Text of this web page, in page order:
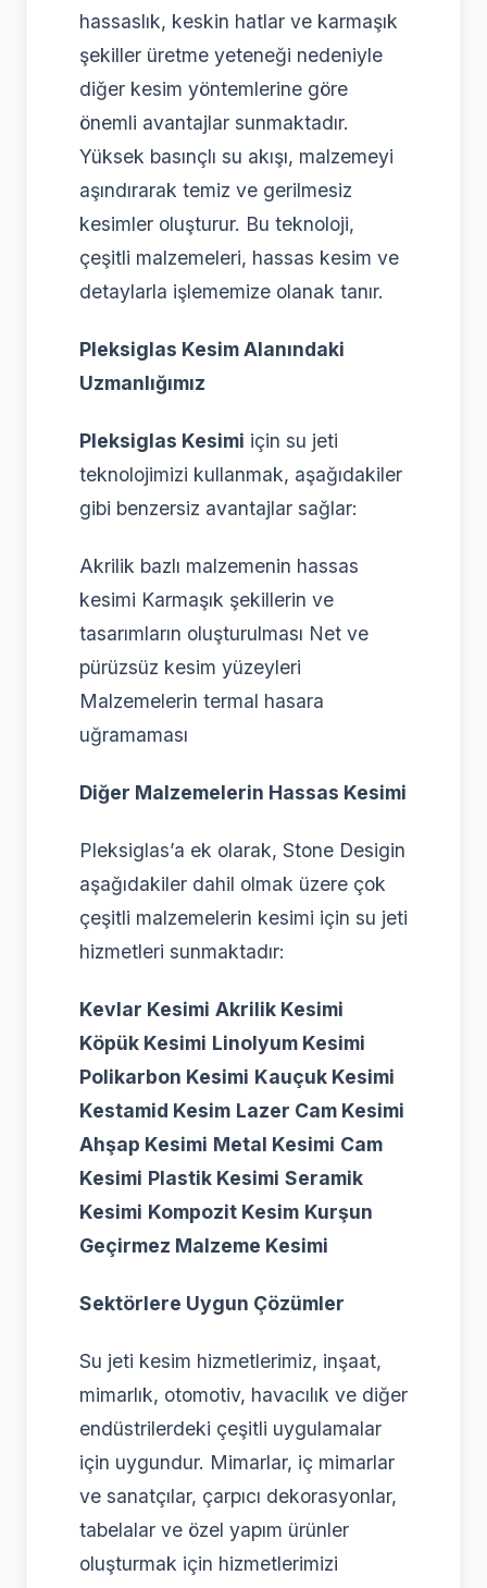
hassaslık, keskin hatlar ve karmaşık
şekiller üretme yeteneği nedeniyle
diğer kesim yöntemlerine göre
önemli avantajlar sunmaktadır.
Yüksek basınçlı su akışı, malzemeyi
aşındırarak temiz ve gerilmesiz
kesimler oluşturur. Bu teknoloji,
çeşitli malzemeleri, hassas kesim ve
detaylarla işlememize olanak tanır.
Pleksiglas Kesim Alanındaki
Uzmanlığımız
Pleksiglas Kesimi için su jeti
teknolojimizi kullanmak, aşağıdakiler
gibi benzersiz avantajlar sağlar:
Akrilik bazlı malzemenin hassas
kesimi Karmaşık şekillerin ve
tasarımların oluşturulması Net ve
pürüzsüz kesim yüzeyleri
Malzemelerin termal hasara
uğramaması
Diğer Malzemelerin Hassas Kesimi
Pleksiglas’a ek olarak, Stone Desigin
aşağıdakiler dahil olmak üzere çok
çeşitli malzemelerin kesimi için su jeti
hizmetleri sunmaktadır:
Kevlar Kesimi Akrilik Kesimi
Köpük Kesimi Linolyum Kesimi
Polikarbon Kesimi Kauçuk Kesimi
Kestamid Kesim Lazer Cam Kesimi
Ahşap Kesimi Metal Kesimi Cam
Kesimi Plastik Kesimi Seramik
Kesimi Kompozit Kesim Kurşun
Geçirmez Malzeme Kesimi
Sektörlere Uygun Çözümler
Su jeti kesim hizmetlerimiz, inşaat,
mimarlık, otomotiv, havacılık ve diğer
endüstrilerdeki çeşitli uygulamalar
için uygundur. Mimarlar, iç mimarlar
ve sanatçılar, çarpıcı dekorasyonlar,
tabelalar ve özel yapım ürünler
oluşturmak için hizmetlerimizi